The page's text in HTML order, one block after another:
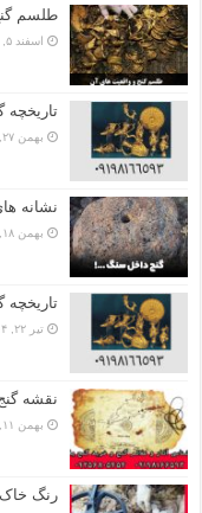
طلسم
اسفند ۵, ۱۴۰۴
تاریخچه
بهمن ۲۷, ۱۴۰۴
نشانه
بهمن ۱۸, ۱۴۰۴
تاریخچه
تیر ۲۲, ۱۴۰۴
نقشه
بهمن ۱۱, ۱۴۰۲
رنگ